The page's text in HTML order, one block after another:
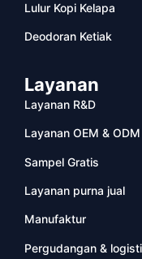
Lulur Kopi Kelapa
Deodoran Ketiak
Layanan
Layanan R&D
Layanan OEM & ODM
Sampel Gratis
Layanan purna jual
Manufaktur
Pergudangan &